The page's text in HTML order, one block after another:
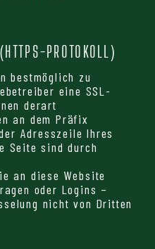
PROTOKOLL)
bestmöglich zu
eine SSL-
derart
an dem Präfix
Adresszeile Ihres
Seite sind durch
an diese Website
oder Logins –
nicht von Dritten